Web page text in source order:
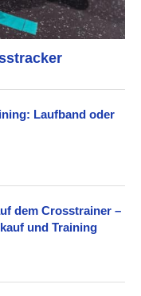
Laufband oder
dem Crosstrainer –
und Training